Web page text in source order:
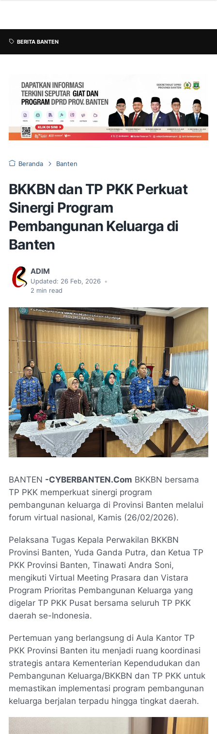
BERITA BANTEN
Beranda Banten
BKKBN dan TP PKK Perkuat
Sinergi Program
Pembangunan Keluarga di
Banten
ADIM
Updated: 26 Feb, 2026 •
2 min read
BANTEN -CYBERBANTEN.Com BKKBN bersama
TP PKK memperkuat sinergi program
pembangunan keluarga di Provinsi Banten melalui
forum virtual nasional, Kamis (26/02/2026).
Pelaksana Tugas Kepala Perwakilan BKKBN
Provinsi Banten, Yuda Ganda Putra, dan Ketua TP
PKK Provinsi Banten, Tinawati Andra Soni,
mengikuti Virtual Meeting Prasara dan Vistara
Program Prioritas Pembangunan Keluarga yang
digelar TP PKK Pusat bersama seluruh TP PKK
daerah se-Indonesia.
Pertemuan yang berlangsung di Aula Kantor TP
PKK Provinsi Banten itu menjadi ruang koordinasi
strategis antara Kementerian Kependudukan dan
Pembangunan Keluarga/BKKBN dan TP PKK untuk
memastikan implementasi program pembangunan
keluarga berjalan terpadu hingga tingkat daerah.